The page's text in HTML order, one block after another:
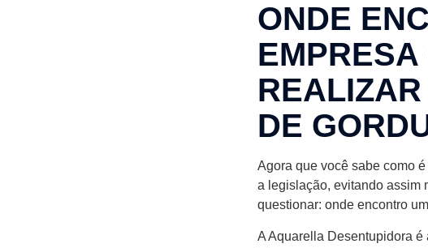
ONDE
DE
Agora que você sabe como
a legislação, evitando assim
questionar: onde encontro
A Aquarella Desentupidora